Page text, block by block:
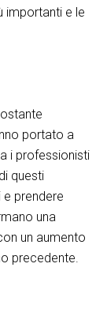
importanti e le
portato a
i professionisti
questi
prendere
una
un aumento
precedente.